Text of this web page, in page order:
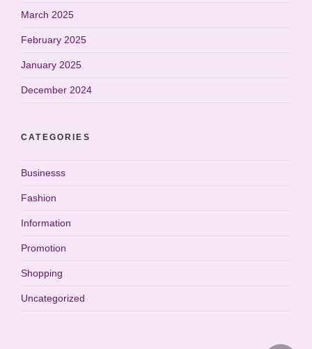
March 2025
February 2025
January 2025
December 2024
CATEGORIES
Businesss
Fashion
Information
Promotion
Shopping
Uncategorized